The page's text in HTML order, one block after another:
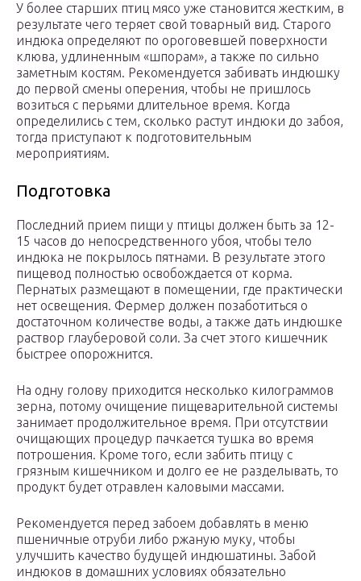
У более старших птиц мясо уже становится жестким, в
результате чего теряет свой товарный вид. Старого
индюка определяют по ороговевшей поверхности
клюва, удлиненным «шпорам», а также по сильно
заметным костям. Рекомендуется забивать индюшку
до первой смены оперения, чтобы не пришлось
возиться с перьями длительное время. Когда
определились с тем, сколько растут индюки до забоя,
тогда приступают к подготовительным
мероприятиям.
Подготовка
Последний прием пищи у птицы должен быть за 12-
15 часов до непосредственного убоя, чтобы тело
индюка не покрылось пятнами. В результате этого
пищевод полностью освобождается от корма.
Пернатых размещают в помещении, где практически
нет освещения. Фермер должен позаботиться о
достаточном количестве воды, а также дать индюшке
раствор глауберовой соли. За счет этого кишечник
быстрее опорожнится.
На одну голову приходится несколько килограммов
зерна, потому очищение пищеварительной системы
занимает продолжительное время. При отсутствии
очищающих процедур пачкается тушка во время
потрошения. Кроме того, если забить птицу с
грязным кишечником и долго ее не разделывать, то
продукт будет отравлен каловыми массами.
Рекомендуется перед забоем добавлять в меню
пшеничные отруби либо ржаную муку, чтобы
улучшить качество будущей индюшатины. Забой
индюков в домашних условиях обязательно